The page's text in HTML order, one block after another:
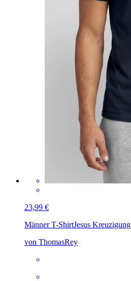
23,99 €
Männer T-ShirtJesus Kreuzigung
von ThomasRey